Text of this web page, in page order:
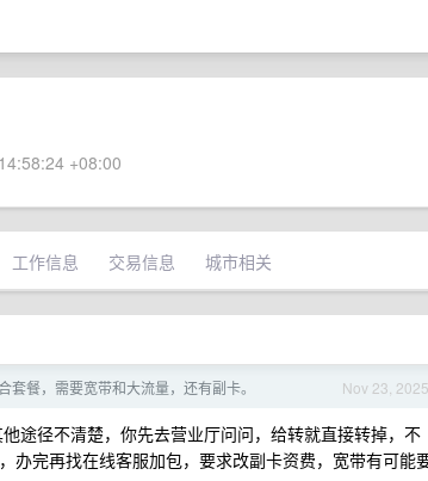
+08:00
工作信息 交易信息 城市相关
Nov 23, 2025
套餐，需要宽带和大流量，还有副卡。
途径不清楚，你先去营业厅问问，给转就直接转掉，不
办完再找在线客服加包，要求改副卡资费，宽带有可能